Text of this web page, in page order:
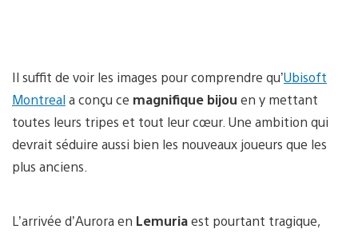
Il suffit de voir les images pour comprendre qu’Ubisoft
Montreala conçu ce magnifique bijou en y mettant
toutes leurs tripes et tout leur cœur. Une ambition qui
devrait séduire aussi bien les nouveaux joueurs que les
plus anciens.
L’arrivée d’Aurora en Lemuriaest pourtant tragique,